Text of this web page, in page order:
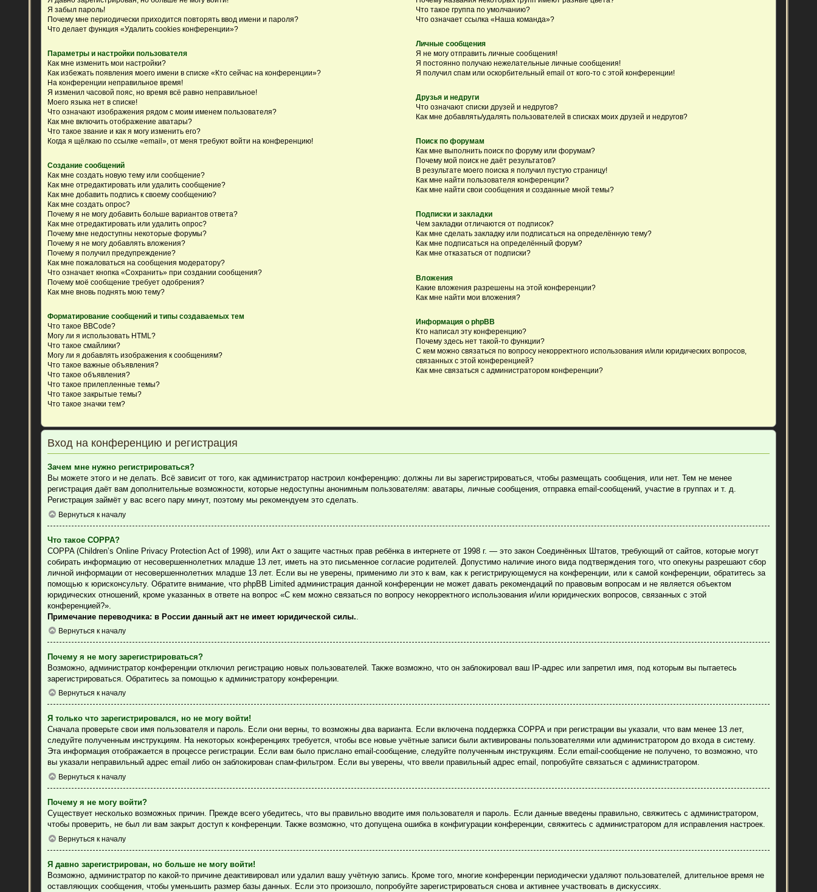
Я забыл пароль!
Почему мне периодически приходится повторять ввод имени и пароля?
Что делает функция «Удалить cookies конференции»?
Параметры и настройки пользователя
Как мне изменить мои настройки?
Как избежать появления моего имени в списке «Кто сейчас на конференции»?
На конференции неправильное время!
Я изменил часовой пояс, но время всё равно неправильное!
Моего языка нет в списке!
Что означают изображения рядом с моим именем пользователя?
Как мне включить отображение аватары?
Что такое звание и как я могу изменить его?
Когда я щёлкаю по ссылке «email», от меня требуют войти на конференцию!
Создание сообщений
Как мне создать новую тему или сообщение?
Как мне отредактировать или удалить сообщение?
Как мне добавить подпись к своему сообщению?
Как мне создать опрос?
Почему я не могу добавить больше вариантов ответа?
Как мне отредактировать или удалить опрос?
Почему мне недоступны некоторые форумы?
Почему я не могу добавлять вложения?
Почему я получил предупреждение?
Как мне пожаловаться на сообщения модератору?
Что означает кнопка «Сохранить» при создании сообщения?
Почему моё сообщение требует одобрения?
Как мне вновь поднять мою тему?
Форматирование сообщений и типы создаваемых тем
Что такое BBCode?
Могу ли я использовать HTML?
Что такое смайлики?
Могу ли я добавлять изображения к сообщениям?
Что такое важные объявления?
Что такое объявления?
Что такое прилепленные темы?
Что такое закрытые темы?
Что такое значки тем?
Что такое группа по умолчанию?
Что означает ссылка «Наша команда»?
Личные сообщения
Я не могу отправить личные сообщения!
Я постоянно получаю нежелательные личные сообщения!
Я получил спам или оскорбительный email от кого-то с этой конференции!
Друзья и недруги
Что означают списки друзей и недругов?
Как мне добавлять/удалять пользователей в списках моих друзей и недругов?
Поиск по форумам
Как мне выполнить поиск по форуму или форумам?
Почему мой поиск не даёт результатов?
В результате моего поиска я получил пустую страницу!
Как мне найти пользователя конференции?
Как мне найти свои сообщения и созданные мной темы?
Подписки и закладки
Чем закладки отличаются от подписок?
Как мне сделать закладку или подписаться на определённую тему?
Как мне подписаться на определённый форум?
Как мне отказаться от подписки?
Вложения
Какие вложения разрешены на этой конференции?
Как мне найти мои вложения?
Информация о phpBB
Кто написал эту конференцию?
Почему здесь нет такой-то функции?
С кем можно связаться по вопросу некорректного использования и/или юридических вопросов,
связанных с этой конференцией?
Как мне связаться с администратором конференции?
Вход на конференцию и регистрация
Зачем мне нужно регистрироваться?
Вы можете этого и не делать. Всё зависит от того, как администратор настроил конференцию: должны ли вы зарегистрироваться, чтобы размещать сообщения, или нет. Тем не менее
регистрация даёт вам дополнительные возможности, которые недоступны анонимным пользователям: аватары, личные сообщения, отправка email-сообщений, участие в группах и т. д.
Регистрация займёт у вас всего пару минут, поэтому мы рекомендуем это сделать.
Вернуться к началу
Что такое COPPA?
COPPA (Children’s Online Privacy Protection Act of 1998), или Акт о защите частных прав ребёнка в интернете от 1998 г. — это закон Соединённых Штатов, требующий от сайтов, которые могут
собирать информацию от несовершеннолетних младше 13 лет, иметь на это письменное согласие родителей. Допустимо наличие иного вида подтверждения того, что опекуны разрешают сбор
личной информации от несовершеннолетних младше 13 лет. Если вы не уверены, применимо ли это к вам, как к регистрирующемуся на конференции, или к самой конференции, обратитесь за
помощью к юрисконсульту. Обратите внимание, что phpBB Limited администрация данной конференции не может давать рекомендаций по правовым вопросам и не является объектом
юридических отношений, кроме указанных в ответе на вопрос «С кем можно связаться по вопросу некорректного использования и/или юридических вопросов, связанных с этой
конференцией?».
Примечание переводчика: в России данный акт не имеет юридической силы.
Вернуться к началу
Почему я не могу зарегистрироваться?
Возможно, администратор конференции отключил регистрацию новых пользователей. Также возможно, что он заблокировал ваш IP-адрес или запретил имя, под которым вы пытаетесь
зарегистрироваться. Обратитесь за помощью к администратору конференции.
Вернуться к началу
Я только что зарегистрировался, но не могу войти!
Сначала проверьте свои имя пользователя и пароль. Если они верны, то возможны два варианта. Если включена поддержка COPPA и при регистрации вы указали, что вам менее 13 лет,
следуйте полученным инструкциям. На некоторых конференциях требуется, чтобы все новые учётные записи были активированы пользователями или администратором до входа в систему.
Эта информация отображается в процессе регистрации. Если вам было прислано email-сообщение, следуйте полученным инструкциям. Если email-сообщение не получено, то возможно, что
вы указали неправильный адрес email либо он заблокирован спам-фильтром. Если вы уверены, что ввели правильный адрес email, попробуйте связаться с администратором.
Вернуться к началу
Почему я не могу войти?
Существует несколько возможных причин. Прежде всего убедитесь, что вы правильно вводите имя пользователя и пароль. Если данные введены правильно, свяжитесь с администратором,
чтобы проверить, не был ли вам закрыт доступ к конференции. Также возможно, что допущена ошибка в конфигурации конференции, свяжитесь с администратором для исправления настроек.
Вернуться к началу
Я давно зарегистрирован, но больше не могу войти!
Возможно, администратор по какой-то причине деактивировал или удалил вашу учётную запись. Кроме того, многие конференции периодически удаляют пользователей, длительное время не
оставляющих сообщения, чтобы уменьшить размер базы данных. Если это произошло, попробуйте зарегистрироваться снова и активнее участвовать в дискуссиях.